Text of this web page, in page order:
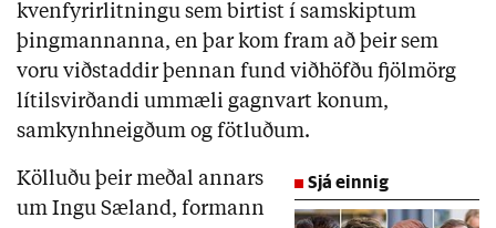
kvenfyrirlitningu sem birtist í samskiptum
þingmannanna, en þar kom fram að þeir sem
voru viðstaddir þennan fund viðhöfðu fjölmörg
lítilsvirðandi ummæli gagnvart konum,
samkynhneigðum og fötluðum.
Sjá einnig
Kölluðu þeir meðal annars
um Ingu Sæland, formann